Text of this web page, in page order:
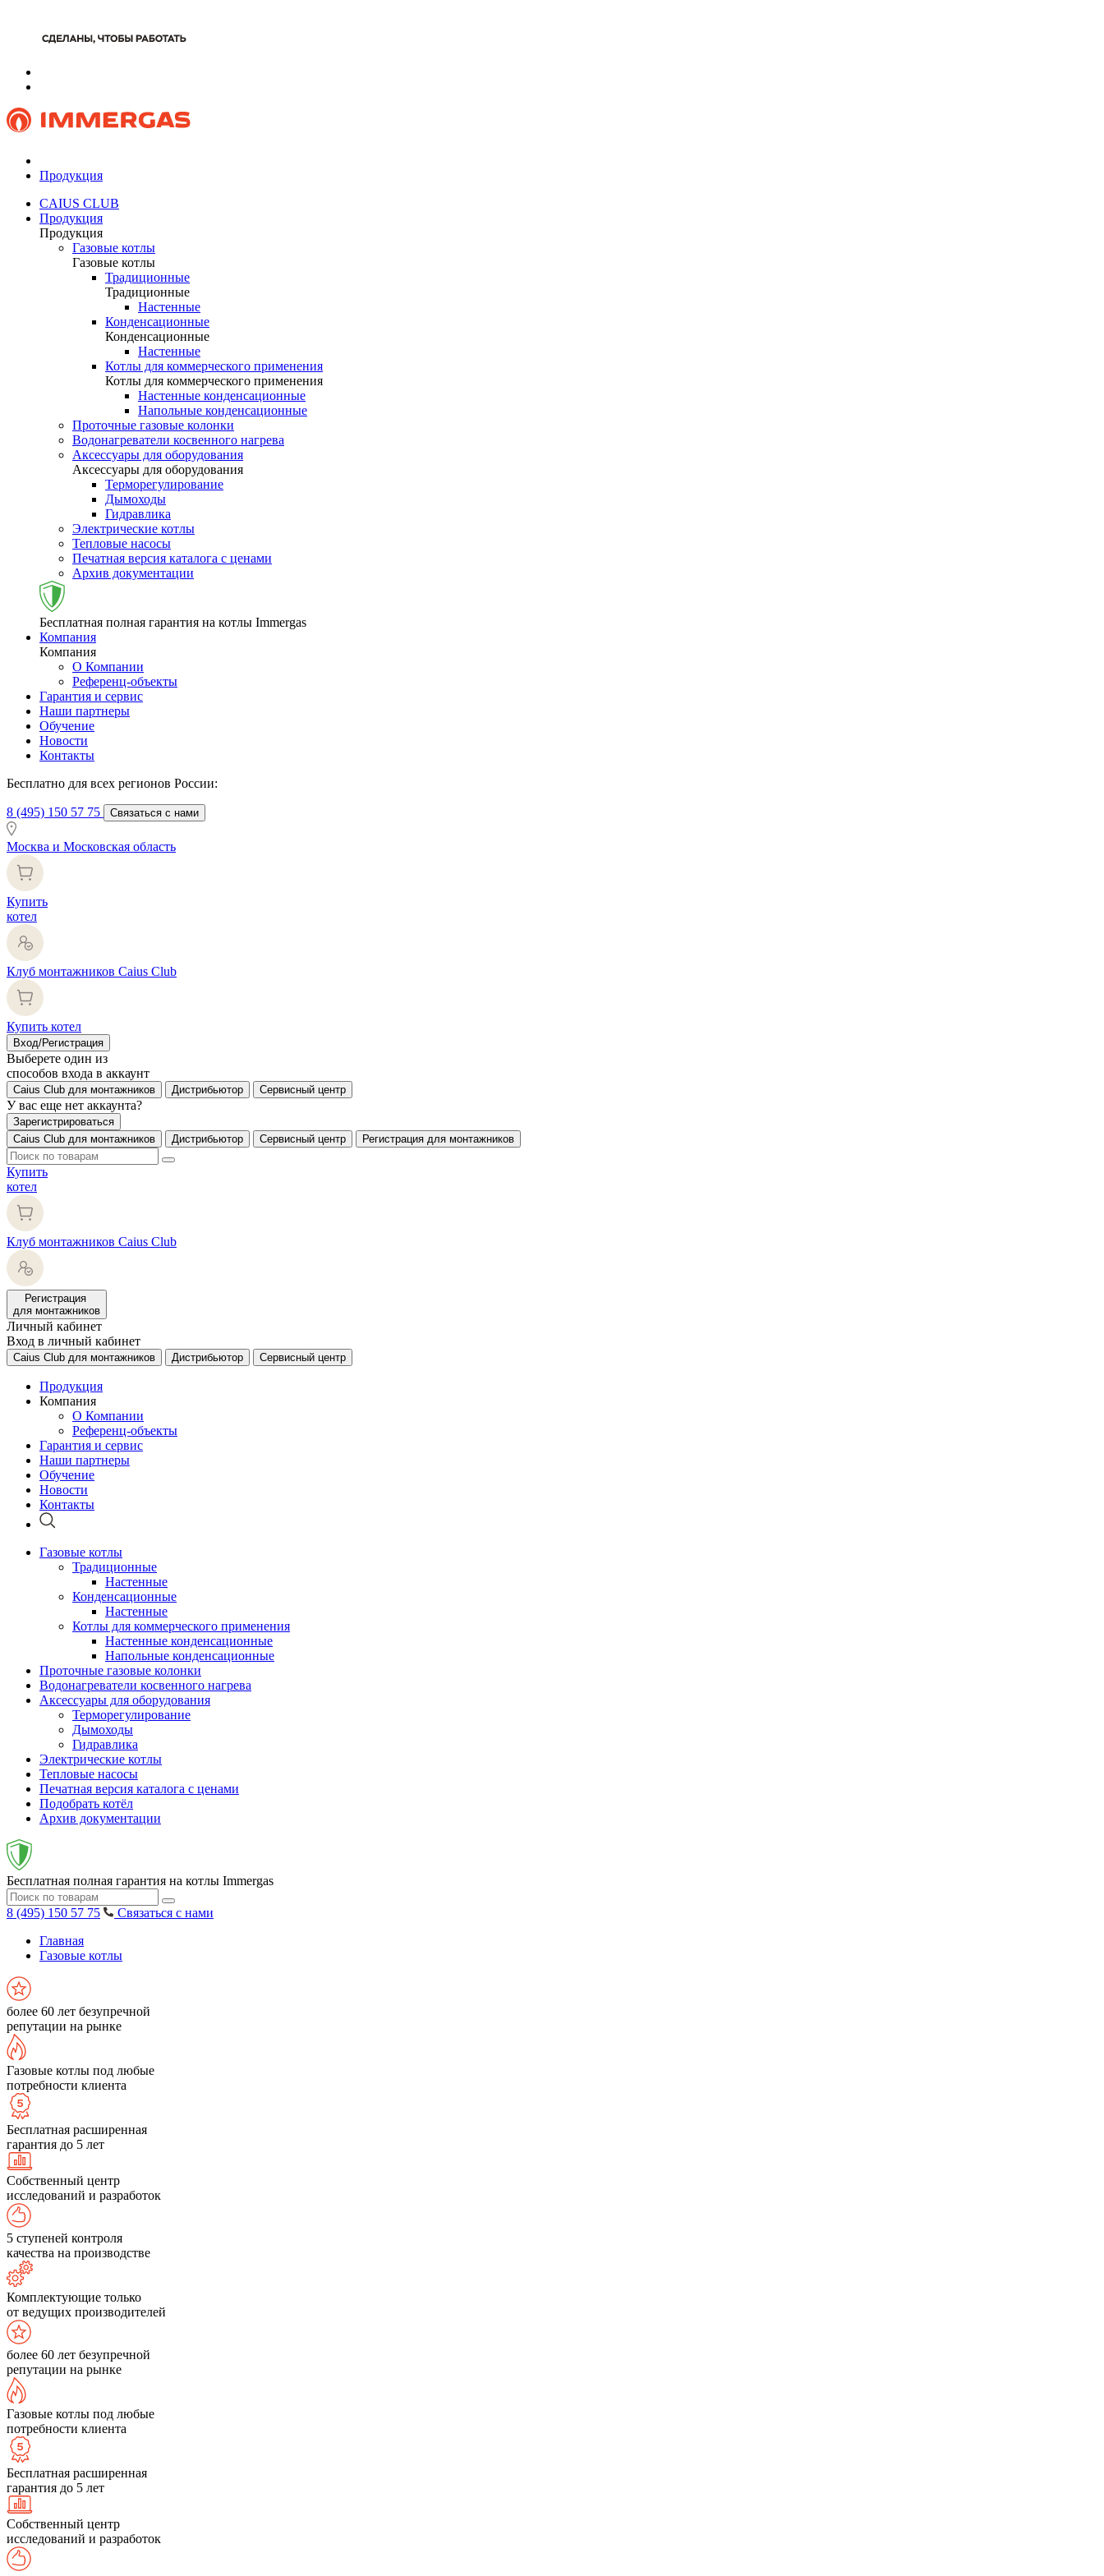
Продукция
CAIUS CLUB
Продукция
Продукция
Газовые котлы
Газовые котлы
Традиционные
Традиционные
Настенные
Конденсационные
Конденсационные
Настенные
Котлы для коммерческого применения
Котлы для коммерческого применения
Настенные конденсационные
Напольные конденсационные
Проточные газовые колонки
Водонагреватели косвенного нагрева
Аксессуары для оборудования
Аксессуары для оборудования
Терморегулирование
Дымоходы
Гидравлика
Электрические котлы
Тепловые насосы
Печатная версия каталога с ценами
Архив документации
Бесплатная полная гарантия на котлы Immergas
Компания
Компания
О Компании
Референц-объекты
Гарантия и сервис
Наши партнеры
Обучение
Новости
Контакты
Бесплатно для всех регионов России:
8 (495) 150 57 75 Связаться с нами
Москва и Московская область
Купить
котел
Клуб монтажников Caius Club
Купить котел
Вход/Регистрация
Выберете один из
способов входа в аккаунт
Caius Club для монтажников Дистрибьютор Сервисный центр
У вас еще нет аккаунта?
Зарегистрироваться
Caius Club для монтажников
Дистрибьютор Сервисный центр Регистрация для монтажников
Купить
котел
Клуб монтажников Caius Club
Регистрация
для монтажников
Личный кабинет
Вход в личный кабинет
Caius Club для монтажников Дистрибьютор Сервисный центр
Продукция
Компания
О Компании
Референц-объекты
Гарантия и сервис
Наши партнеры
Обучение
Новости
Контакты
Газовые котлы
Традиционные
Настенные
Конденсационные
Настенные
Котлы для коммерческого применения
Настенные конденсационные
Напольные конденсационные
Проточные газовые колонки
Водонагреватели косвенного нагрева
Аксессуары для оборудования
Терморегулирование
Дымоходы
Гидравлика
Электрические котлы
Тепловые насосы
Печатная версия каталога с ценами
Подобрать котёл
Архив документации
Бесплатная полная гарантия на котлы Immergas
8 (495) 150 57 75
Связаться с нами
Главная
Газовые котлы
более 60 лет безупречной
репутации на рынке
Газовые котлы под любые
потребности клиента
Бесплатная расширенная
гарантия до 5 лет
Собственный центр
исследований и разработок
5 ступеней контроля
качества на производстве
Комплектующие только
от ведущих производителей
более 60 лет безупречной
репутации на рынке
Газовые котлы под любые
потребности клиента
Бесплатная расширенная
гарантия до 5 лет
Собственный центр
исследований и разработок